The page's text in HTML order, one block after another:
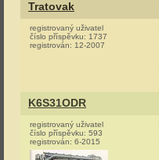
Tratovak
registrovaný uživatel
číslo příspěvku: 1737
registrován: 12-2007
K6S31ODR
registrovaný uživatel
číslo příspěvku: 593
registrován: 6-2015